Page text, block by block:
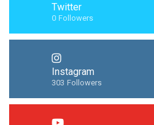
Twitter
0 Followers
Instagram
303 Followers